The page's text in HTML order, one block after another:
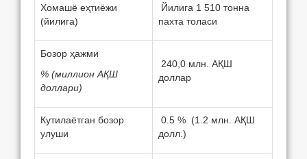
Хомашё eҳтиёжи
(йилига)
Йилига 1 510 тонна
пахта толаси
Бозор ҳажми
% (миллион АҚШ
доллари)
240,0 млн. АҚШ
доллар
Кутилаётган бозор
улуши
0.5 % (1.2 млн. АҚШ
долл.)